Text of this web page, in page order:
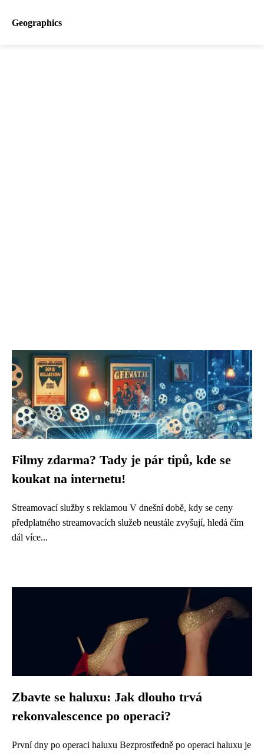
Geographics
Filmy zdarma? Tady je pár tipů, kde se
koukat na internetu!
Streamovací služby s reklamou V dnešní době, kdy se ceny
předplatného streamovacích služeb neustále zvyšují, hledá čím
dál více...
Zbavte se haluxu: Jak dlouho trvá
rekonvalescence po operaci?
První dny po operaci haluxu Bezprostředně po operaci haluxu je